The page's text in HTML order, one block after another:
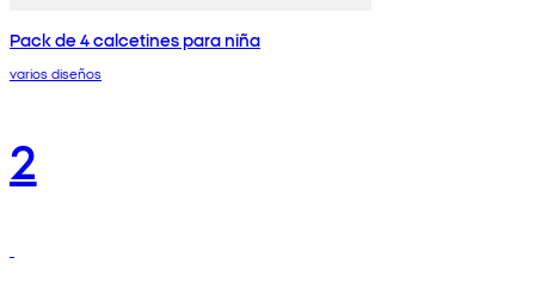
Pack de 4 calcetines para niña
varios diseños
2